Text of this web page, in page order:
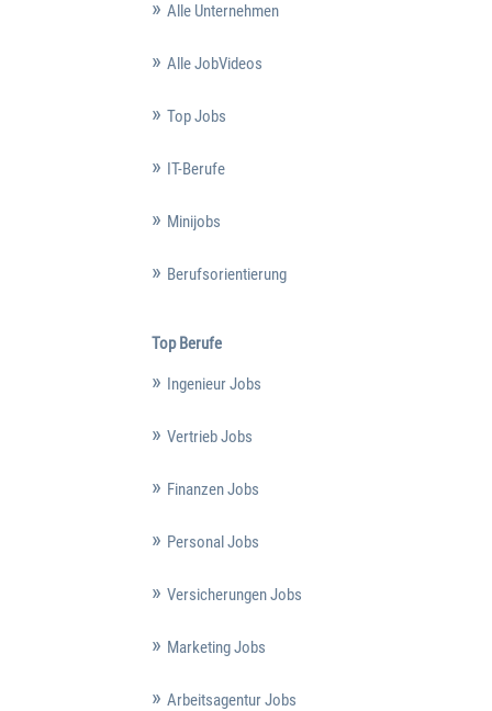
Alle Unternehmen
Alle JobVideos
Top Jobs
IT-Berufe
Minijobs
Berufsorientierung
Top Berufe
Ingenieur Jobs
Vertrieb Jobs
Finanzen Jobs
Personal Jobs
Versicherungen Jobs
Marketing Jobs
Arbeitsagentur Jobs